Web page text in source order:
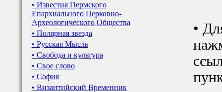
• Известия Пермского
Епархиального Церковно-
Археологического Общества
• Полярная звезда
• Русская Мысль
• Свобода и культура
• Свое слово
• София
• Византийский Временник
•